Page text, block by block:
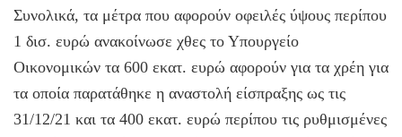
Συνολικά, τα μέτρα που αφορούν οφειλές ύψους περίπου
1 δισ. ευρώ ανακοίνωσε χθες το Υπουργείο
Οικονομικών τα 600 εκατ. ευρώ αφορούν για τα χρέη για
τα οποία παρατάθηκε η αναστολή είσπραξης ως τις
31/12/21 και τα 400 εκατ. ευρώ περίπου τις ρυθμισμένες